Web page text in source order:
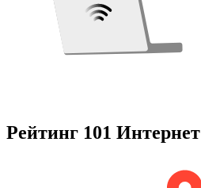
Рейтинг 101 Интернет